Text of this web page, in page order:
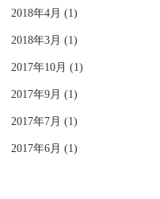
2018年4月 (1)
2018年3月 (1)
2017年10月 (1)
2017年9月 (1)
2017年7月 (1)
2017年6月 (1)